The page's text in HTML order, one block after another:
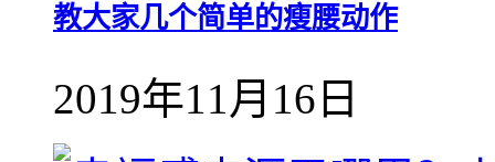
教大家几个简单的瘦腰动作
2019年11月16日